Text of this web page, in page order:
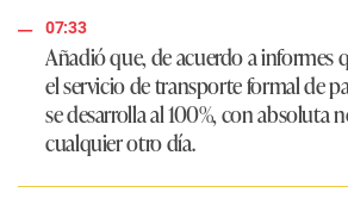
07:33
Añadió que, de acuerdo a informes
el servicio de transporte formal de
se desarrolla al 100%, con absoluta
cualquier otro día.